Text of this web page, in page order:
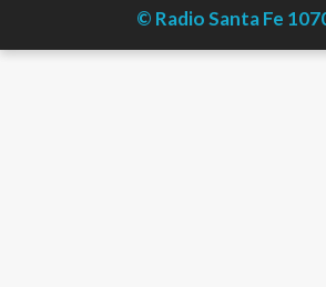
© Radio Santa Fe